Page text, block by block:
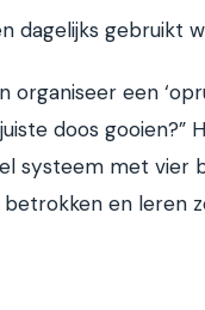
dagelijks gebruikt
een
doos gooien?”
systeem met vier
betrokken en leren